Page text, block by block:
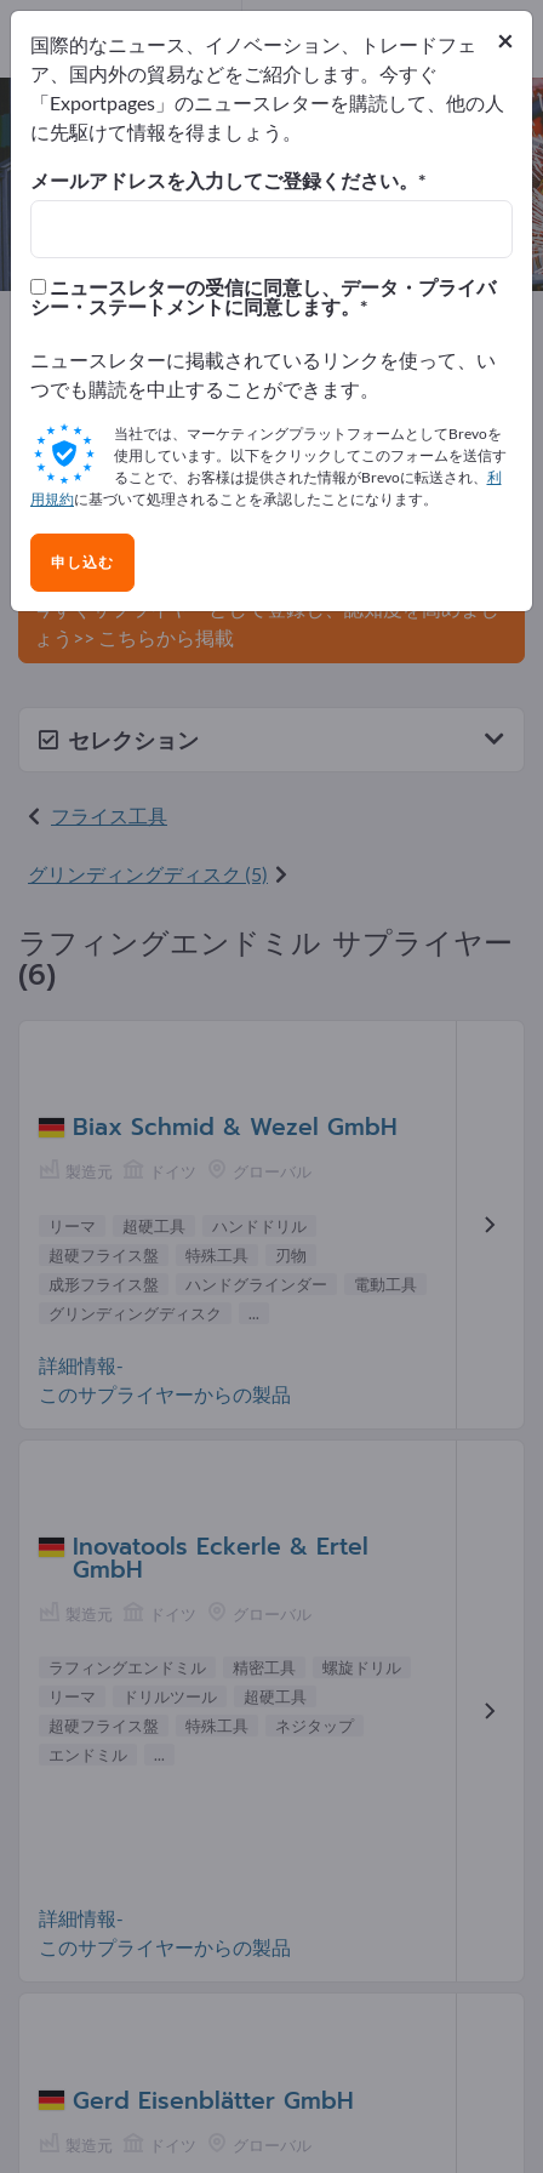
ラフィングエンドミル – メーカーと
サプライヤーを検索
6
6
Exportpages 機械とプラント
工作機械
フライス盤
フライス工具 ラフィングエンドミル
Exportpagesで無料で広告を掲載！
ニーズ – オファー – 中古品 – ビジネスコンタクト >> こ
こから始める
Exportpagesで貴社と製品を掲載し
ましょう。
今すぐサプライヤーとして登録し、認知度を高めまし
ょう>> こちらから掲載
セレクション
フライス工具
グリンディングディスク (5)
ラフィングエンドミル サプライヤー
(6)
Biax Schmid & Wezel GmbH
製造元 ドイツ グローバル
リーマ 超硬工具
ハンドドリル
超硬フライス盤
特殊工具
刃物
成形フライス盤
ハンドグラインダー
電動工具
グリンディングディスク
...
詳細情報-
このサプライヤーからの製品
Inovatools Eckerle & Ertel
GmbH
製造元 ドイツ グローバル
ラフィングエンドミル 精密工具
螺旋ドリル
リーマ
ドリルツール
超硬工具
超硬フライス盤
特殊工具
ネジタップ
エンドミル
...
詳細情報-
このサプライヤーからの製品
Gerd Eisenblätter GmbH
製造元 ドイツ グローバル
×
国際的なニュース、イノベーション、トレードフェ
ア、国内外の貿易などをご紹介します。今すぐ
「Exportpages」のニュースレターを購読して、他の人
に先駆けて情報を得ましょう。
メールアドレスを入力してご登録ください。
ニュースレターの受信に同意し、データ・プライバ
シー・ステートメントに同意します。
ニュースレターに掲載されているリンクを使って、い
つでも購読を中止することができます。
当社では、マーケティングプラットフォームとしてBrevoを
使用しています。以下をクリックしてこのフォームを送信す
ることで、お客様は提供された情報がBrevoに転送され、 利
用規約に基づいて処理されることを承認したことになります。
申し込む